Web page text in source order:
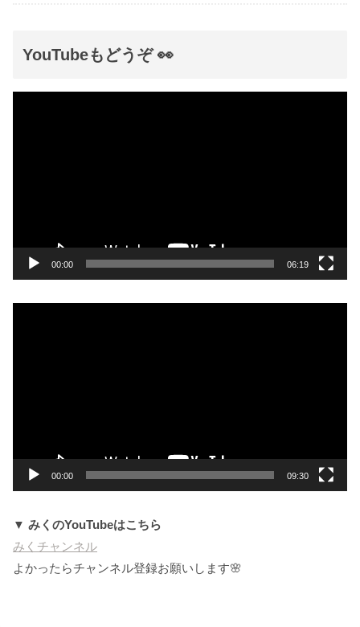
YouTubeもどうぞ 👀
00:00 06:19
00:00 09:30
▼ みくのYouTubeはこちら
みくチャンネル
よかったらチャンネル登録お願いします🌸